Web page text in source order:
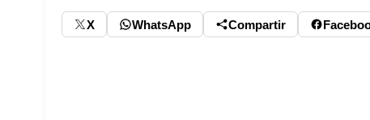
X WhatsApp Compartir